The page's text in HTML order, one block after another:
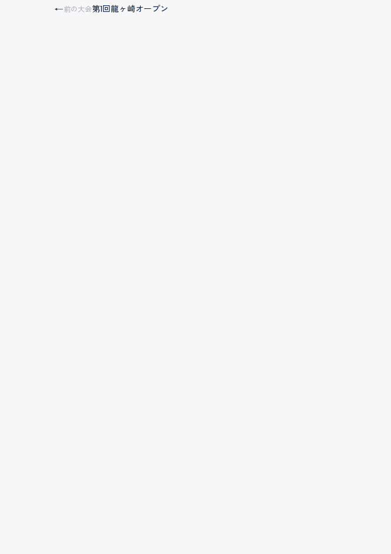
←前の大会第1回龍ヶ崎オープン